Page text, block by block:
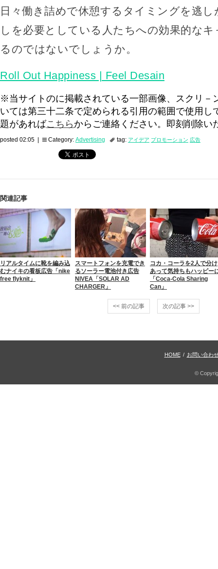
日々働き詰めで休憩するタイミングを逃し
しを必要としている人たちへの効果的な
るのではないでしょうか。
Roll Out Happiness | Feel Desain
※当サイトのに掲載されている一部画像、スクリ－
いては第三十二条で定められる引用の範囲で使用し
題があればこちらからご連絡ください。即刻削除い
posted 02:05 | Category: Advertising tag: アイデア プロモーション 広告
関連記事
リアルタイムに靴を編み込
むナイキの看板広告「nike
free flyknit」
スマートフォンを充電でき
るソーラー電池付き広告
NIVEA「SOLAR AD
CHARGER」
コカ・コーラを2人で分け
あって気持ちもハッピー
「Coca-Cola Sharing
Can」
<< 前の記事 次の記事 >>
HOME / お問い合わ
©